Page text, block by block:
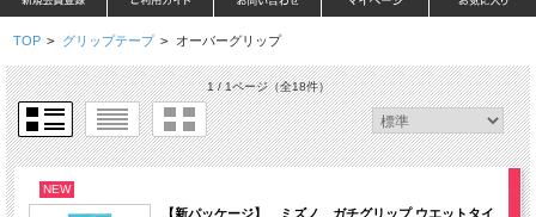
TOP > グリップテープ > オーバーグリップ
1 / 1ページ（全18件）
NEW
【新パッケージ】 ミズノ ガチグリップ ウエットタイ